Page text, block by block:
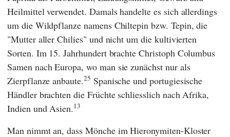
Heilmittel verwendet. Damals handelte es sich allerdings
um die Wildpflanze namens Chiltepin bzw. Tepin, die
"Mutter aller Chilies" und nicht um die kultivierten
Sorten. Im 15. Jahrhundert brachteChristoph Columbus
Samen nach Europa, wo man sie zunächst nur als
Zierpflanze anbaute.25 Spanische und portugiesische
Händler brachten die Früchte schliesslich nach Afrika,
Indien und Asien.13
Man nimmt an, dass Mönche imHieronymiten-Kloster